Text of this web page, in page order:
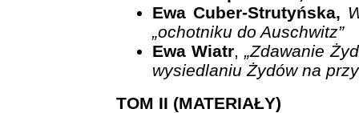
Ewa Cuber-Strutyńska,
„ochotniku do Auschwitz”
Ewa Wiatr, „Zdawanie
wysiedlaniu Żydów na
TOM II (MATERIAŁY)